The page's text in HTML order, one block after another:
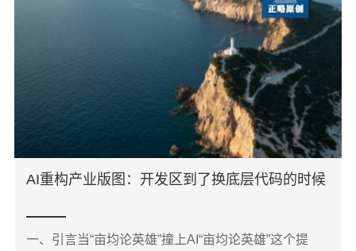
AI重构产业版图：开发区到了换底层代码的时候
一、引言当“亩均论英雄”撞上AI“亩均论英雄”这个提